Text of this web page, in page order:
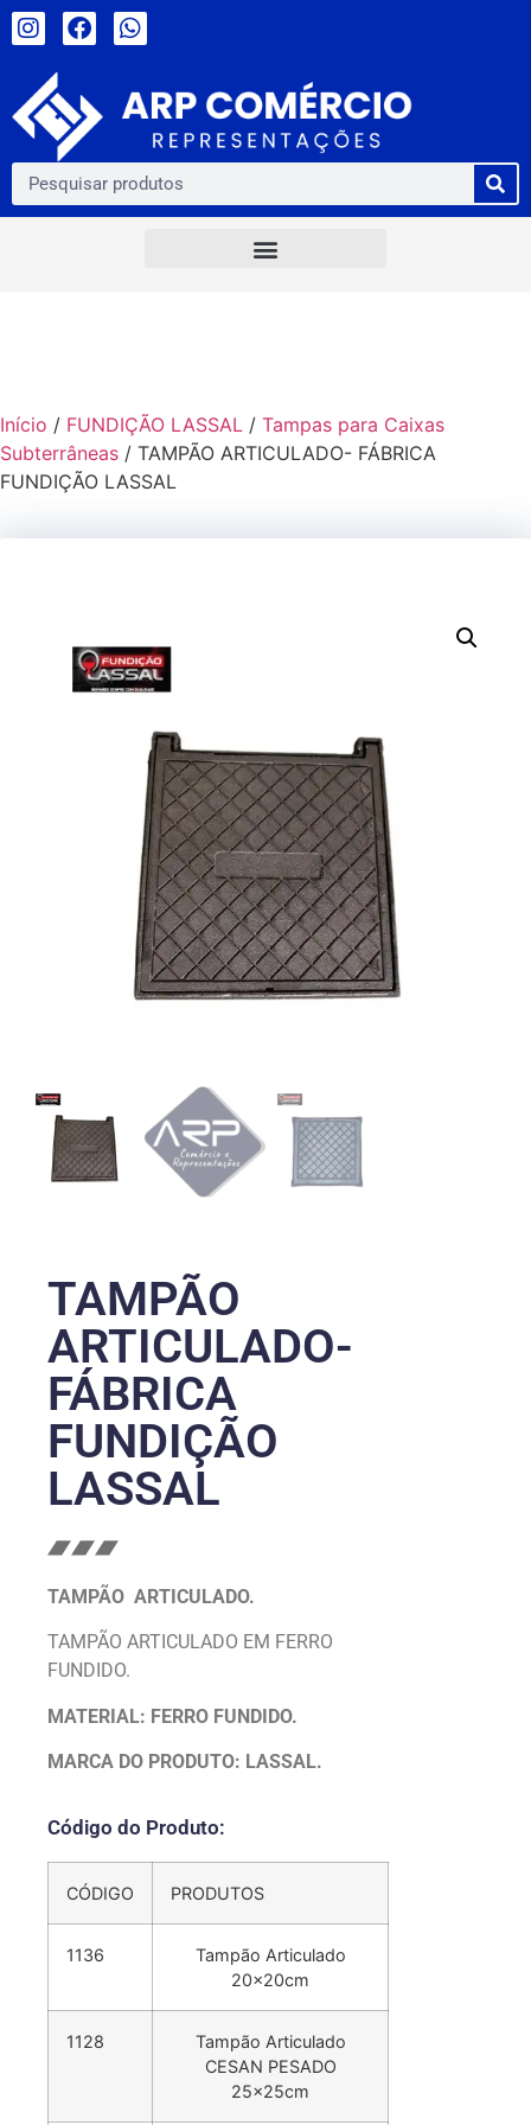
Início / FUNDIÇÃO LASSAL / Tampas para Caixas
Subterrâneas / TAMPÃO ARTICULADO- FÁBRICA
FUNDIÇÃO LASSAL
TAMPÃO
ARTICULADO-
FÁBRICA
FUNDIÇÃO
LASSAL
TAMPÃO ARTICULADO.
TAMPÃO ARTICULADO EM FERRO
FUNDIDO.
MATERIAL: FERRO FUNDIDO.
MARCA DO PRODUTO: LASSAL.
Código do Produto:
CÓDIGO PRODUTOS
1136
Tampão Articulado
20x20cm
1128
Tampão Articulado
CESAN PESADO
25x25cm